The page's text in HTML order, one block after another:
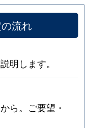
流れ
明します。
ら。ご要望・